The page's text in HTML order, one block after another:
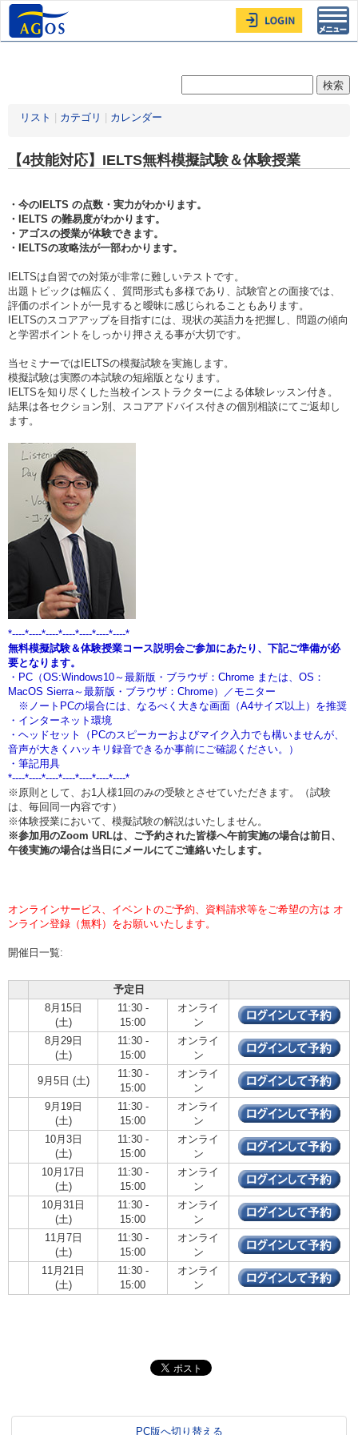
リスト カテゴリ カレンダー
【4技能対応】IELTS無料模擬試験＆体験授業
・今のIELTS の点数・実力がわかります。
・IELTS の難易度がわかります。
・アゴスの授業が体験できます。
・IELTSの攻略法が一部わかります。
IELTSは自習での対策が非常に難しいテストです。
出題トピックは幅広く、質問形式も多様であり、試験官との面接では、
評価のポイントが一見すると曖昧に感じられることもあります。
IELTSのスコアアップを目指すには、現状の英語力を把握し、問題の傾向
と学習ポイントをしっかり押さえる事が大切です。
当セミナーではIELTSの模擬試験を実施します。
模擬試験は実際の本試験の短縮版となります。
IELTSを知り尽くした当校インストラクターによる体験レッスン付き。
結果は各セクション別、スコアアドバイス付きの個別相談にてご返却し
ます。
*----*----*----*----*----*----*----*
無料模擬試験＆体験授業コース説明会ご参加にあたり、下記ご準備が必
要となります。
・PC（OS:Windows10～最新版・ブラウザ：Chrome または、OS：
MacOS Sierra～最新版・ブラウザ：Chrome）／モニター
※ノートPCの場合には、なるべく大きな画面（A4サイズ以上）を推奨
・インターネット環境
・ヘッドセット（PCのスピーカーおよびマイク入力でも構いませんが、
音声が大きくハッキリ録音できるか事前にご確認ください。）
・筆記用具
*----*----*----*----*----*----*----*
※原則として、お1人様1回のみの受験とさせていただきます。（試験
は、毎回同一内容です）
※体験授業において、模擬試験の解説はいたしません。
※参加用のZoom URLは、ご予約された皆様へ午前実施の場合は前日、
午後実施の場合は当日 にメールにてご連絡いたします。
オンラインサービス、イベントのご予約、資料請求等をご希望の方は オ
ンライン登録（無料）をお願いいたします。
開催日一覧:
予定日
8月15日
(土)
11:30 -
15:00
オンライ
ン
8月29日
(土)
11:30 -
15:00
オンライ
ン
9月5日 (土)
11:30 -
15:00
オンライ
ン
9月19日
(土)
11:30 -
15:00
オンライ
ン
10月3日
(土)
11:30 -
15:00
オンライ
ン
10月17日
(土)
11:30 -
15:00
オンライ
ン
10月31日
(土)
11:30 -
15:00
オンライ
ン
11月7日
(土)
11:30 -
15:00
オンライ
ン
11月21日
(土)
11:30 -
15:00
オンライ
ン
PC版へ切り替える